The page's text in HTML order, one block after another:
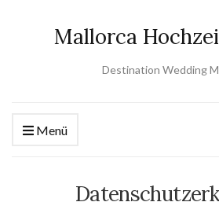
Mallorca
Destination Wedding
Menü